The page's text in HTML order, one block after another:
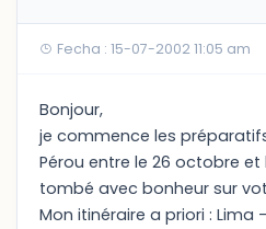
Fecha : 15-07-2002 11:05 am
Bonjour,
je commence les
Pérou entre le 26 octobre et
tombé avec bonheur sur
Mon itinéraire a priori :